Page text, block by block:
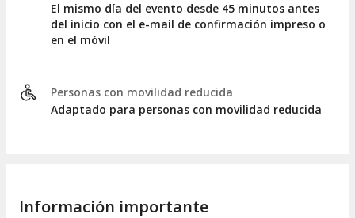
El mismo día del evento desde 45 minutos antes
del inicio con el e-mail de confirmación impreso o
en el móvil
Personas con movilidad reducida
Adaptado para personas con movilidad reducida
Información importante